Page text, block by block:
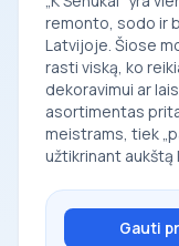
remonto, sodo ir
Latvijoje. Šiose
rasti viską, ko
dekoravimui ar
asortimentas
meistrams, tiek
užtikrinant aukštą
Gauti